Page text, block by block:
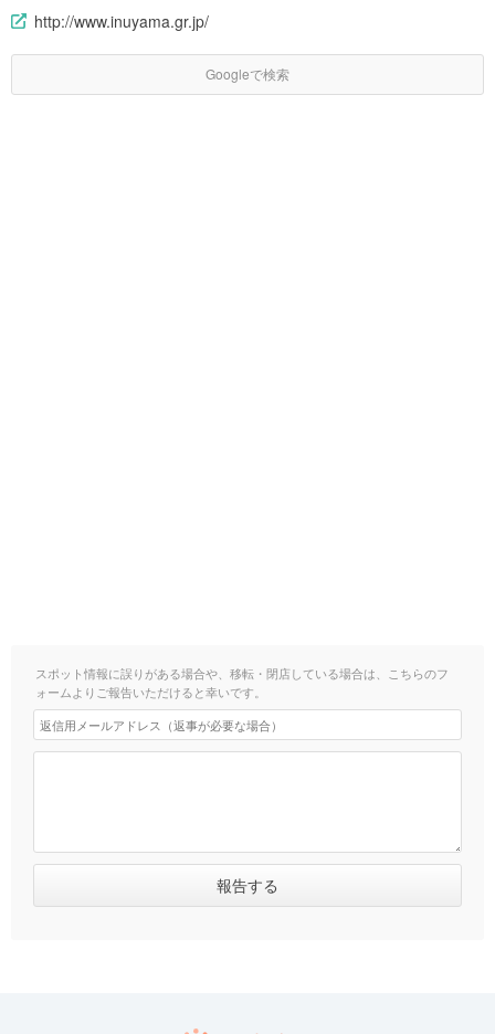
http://www.inuyama.gr.jp/
Googleで検索
スポット情報に誤りがある場合や、移転・閉店している場合は、こちらのフ
ォームよりご報告いただけると幸いです。